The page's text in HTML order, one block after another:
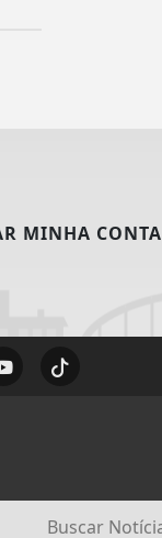
MINHA CONTA